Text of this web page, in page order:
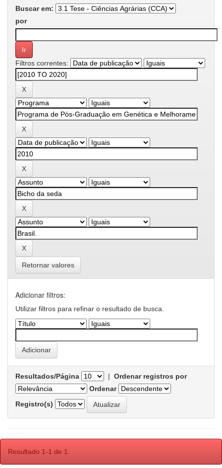
Buscar em:
por
Filtros correntes:
Retornar valores
Adicionar filtros:
Utilizar filtros para refinar o resultado de busca.
Resultados/Página | Ordenar registros por
Ordenar
Registro(s)
Resultado 1-1 de 1.